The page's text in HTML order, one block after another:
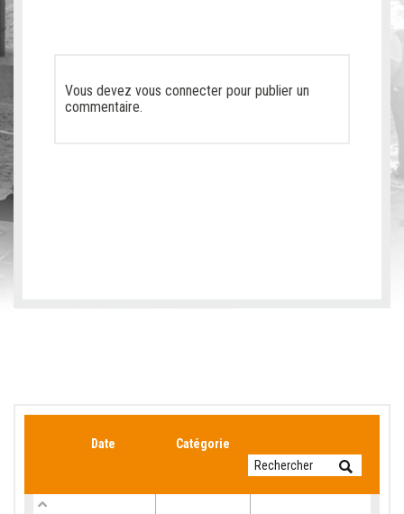
Vous devez vous connecter pour publier un
commentaire.
Date Catégorie